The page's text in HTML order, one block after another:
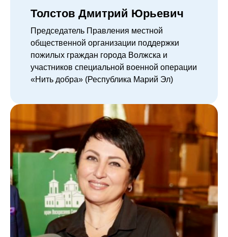
Толстов Дмитрий Юрьевич
Председатель Правления местной
общественной организации поддержки
пожилых граждан города Волжска и
участников специальной военной операции
«Нить добра» (Республика Марий Эл)